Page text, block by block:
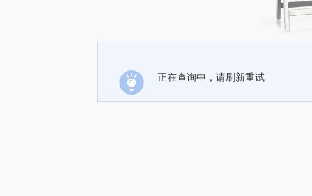
正在查询中，请刷新重试